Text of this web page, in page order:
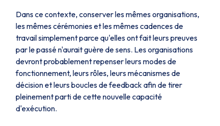
Dans ce contexte, conserver les mêmes organisations,
les mêmes cérémonies et les mêmes cadences de
travail simplement parce qu'elles ont fait leurs preuves
par le passé n'aurait guère de sens. Les organisations
devront probablement repenser leurs modes de
fonctionnement, leurs rôles, leurs mécanismes de
décision et leurs boucles de feedback afin de tirer
pleinement parti de cette nouvelle capacité
d'exécution.